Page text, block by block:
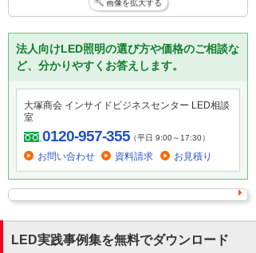
画像を拡大する
法人向けLED照明の選び方や価格のご相談な
ど、分かりやすくお答えします。
大塚商会 インサイドビジネスセンター LED相談
室
0120-957-355（平日 9:00～17:30）
お問い合わせ 資料請求 お見積り
LED実践事例集を無料でダウンロード